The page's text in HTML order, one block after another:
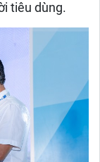
tiêu dùng.